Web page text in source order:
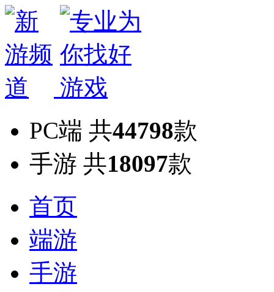
PC端 共44798款
手游 共18097款
首页
端游
手游